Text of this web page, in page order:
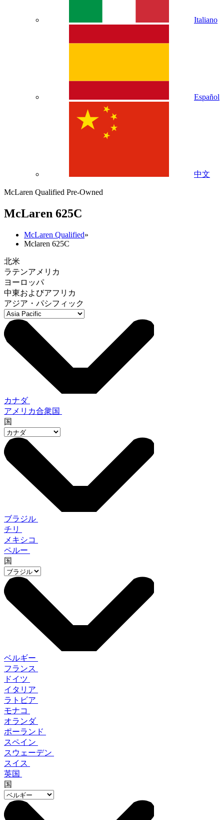
Italiano
Español
中文
McLaren Qualified Pre-Owned
McLaren 625C
McLaren Qualified»
Mclaren 625C
北米
ラテンアメリカ
ヨーロッパ
中東およびアフリカ
アジア・パシフィック
カナダ
アメリカ合衆国
国
ブラジル
チリ
メキシコ
ペルー
国
ベルギー
フランス
ドイツ
イタリア
ラトビア
モナコ
オランダ
ポーランド
スペイン
スウェーデン
スイス
英国
国